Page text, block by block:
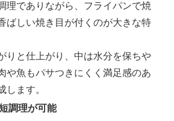
理でありながら、フライパンで焼
ばしい焼き目が付くのが大きな特
りと仕上がり、中は水分を保ちや
や魚もパサつきにくく満足感のあ
します。
調理が可能